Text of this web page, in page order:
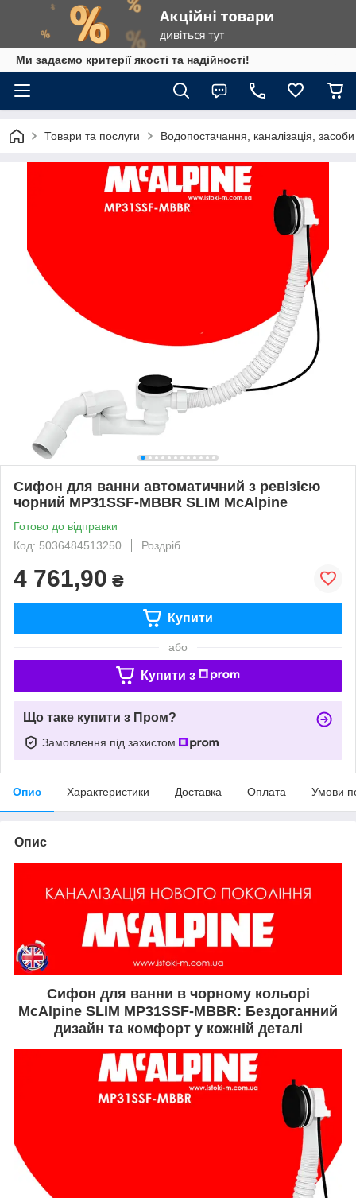
Ми задаємо критерії якості та надійності!
Товари та послуги Водопостачання, каналізація,
Сифон для ванни автоматичний з ревізією
чорний MP31SSF-MBBR SLIM McAlpine
Готово до відправки
Код: 5036484513250
Роздріб
4 761,90 ₴
Купити
або
Купити з
Що таке купити з Пром?
Замовлення під захистом
Опис Характеристики Доставка Оплата Умови
Опис
Сифон для ванни в чорному кольорі
McAlpine SLIM MP31SSF-MBBR: Бездоганний
дизайн та комфорт у кожній деталі